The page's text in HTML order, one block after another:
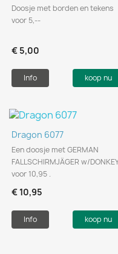
Doosje met borden en tekens
voor 5,--
€ 5,00
Info koop nu
Dragon 6077
Een doosje met GERMAN
FALLSCHIRMJÄGER w/
voor 10,95 .
€ 10,95
Info koop nu